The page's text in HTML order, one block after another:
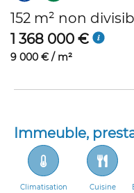
152 m² non
1 368 000 €
9 000 € / m²
Immeuble,
Climatisation Cuisine